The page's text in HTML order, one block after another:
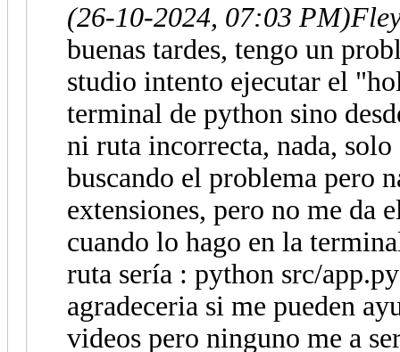
(26-10-2024, 07:03 PM)
buenas tardes, tengo un
studio intento ejecutar el
terminal de python sino
ni ruta incorrecta, nada,
buscando el problema pero
extensiones, pero no me
cuando lo hago en la
ruta sería : python src/
agradeceria si me pueden
videos pero ninguno me a